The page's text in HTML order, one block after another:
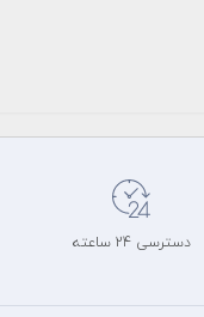
دسترسی 24 ساعته